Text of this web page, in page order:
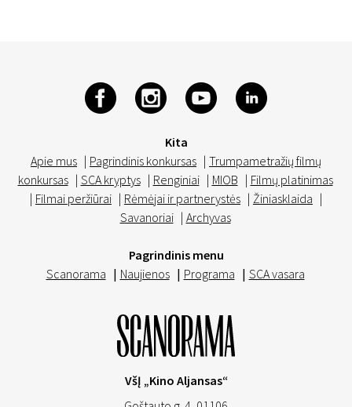
Kita
Apie mus | Pagrindinis konkursas | Trumpametražių filmų
konkursas | SCA kryptys | Renginiai | MIOB | Filmų platinimas
| Filmai peržiūrai | Rėmėjai ir partnerystės | Žiniasklaida |
Savanoriai | Archyvas
Pagrindinis menu
Scanorama | Naujienos | Programa | SCA vasara
VšĮ „Kino Aljansas“